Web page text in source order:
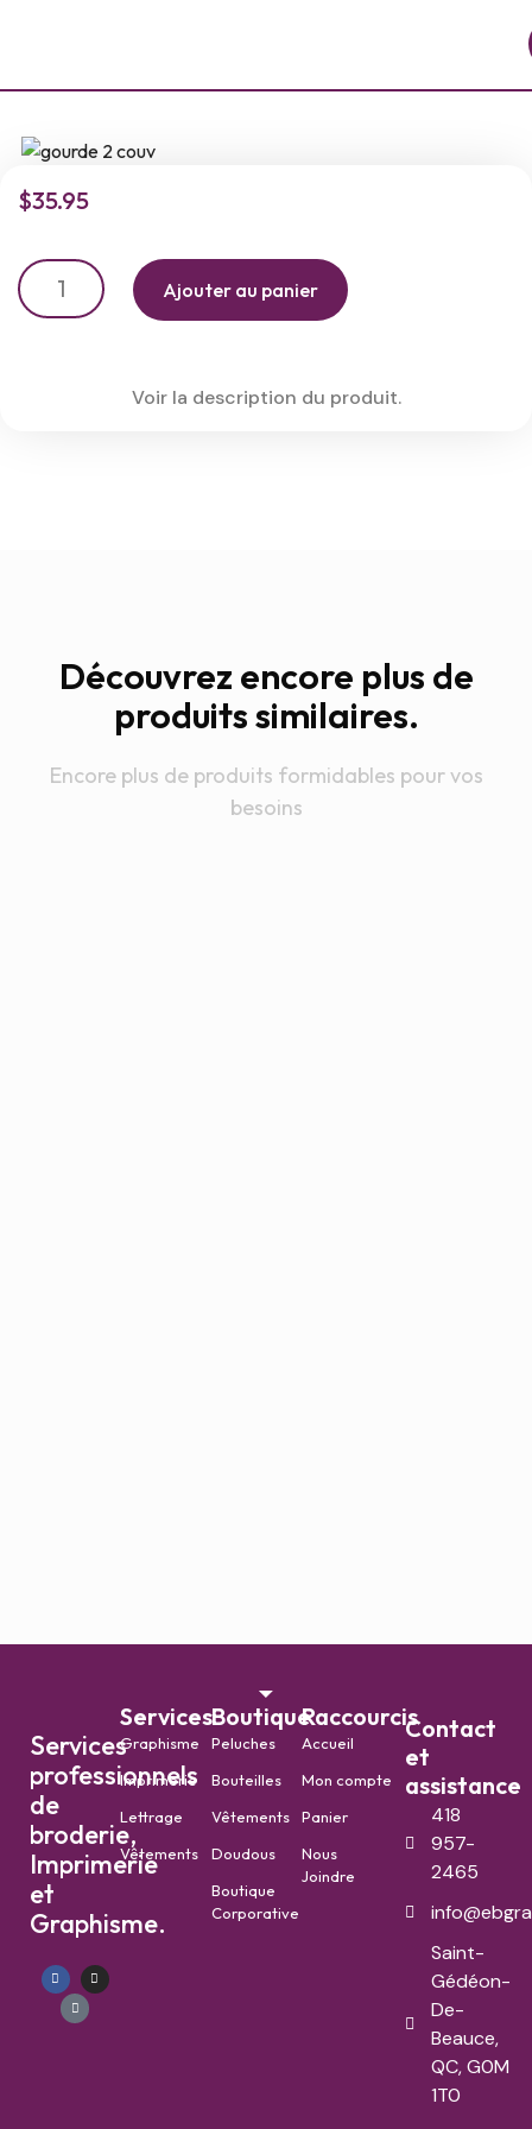
$35.95
Ajouter au panier
Voir la description du produit.
Découvrez encore plus de
produits similaires.
Encore plus de produits formidables pour vos
besoins
Services
professionnels
de
broderie,
Imprimerie
et
Graphisme.
Services
Graphisme
Imprimerie
Lettrage
Vêtements
Boutique
Peluches
Bouteilles
Vêtements
Doudous
Boutique
Corporative
Raccourcis
Accueil
Mon compte
Panier
Nous
Joindre
Contact
et
assistance
418
957-
2465
Saint-
Gédéon-
De-
Beauce,
QC, G0M
1T0